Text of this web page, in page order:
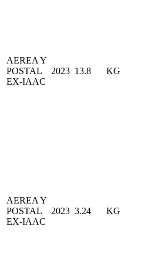
AEREA Y
POSTAL
EX-IAAC
2023 13.8 KG
AEREA Y
POSTAL
EX-IAAC
2023 3.24 KG